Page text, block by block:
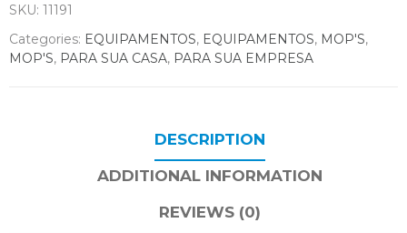
SKU: 11191
Categories: EQUIPAMENTOS, EQUIPAMENTOS, MOP'S,
MOP'S, PARA SUA CASA, PARA SUA EMPRESA
DESCRIPTION
ADDITIONAL INFORMATION
REVIEWS (0)